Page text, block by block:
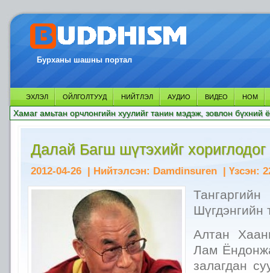
Бурханы шашны портал
ЭХЛЭЛ ОЙЛГОЛТУУД НИЙТЛЭЛ АУДИО ВИДЕО НОМ
Хамаг амьтан орчлонгийн хуулийг танин мэдэж, зовлон бүхний
Далай Багш шүтэхийг
2012-04-26 | Нийтэлсэн: Damdinsuren | Үзсэн:
Шүгдэнгийн
Алтан
Лам
залагдан